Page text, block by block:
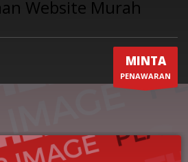
MINTA
PENAWARAN